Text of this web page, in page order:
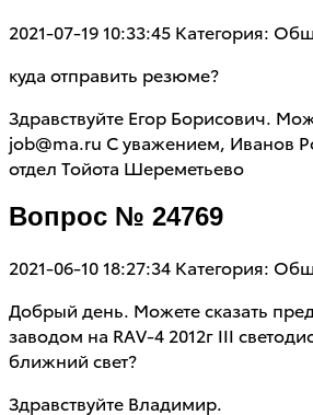
2021-07-19 10:33:45 Категория:
куда отправить резюме?
Здравствуйте Егор Борисович.
job@ma.ru С уважением, Иванов
отдел Тойота Шереметьево
Вопрос № 24769
2021-06-10 18:27:34 Категория:
Добрый день. Можете сказать
заводом на RAV-4 2012г III
ближний свет?
Здравствуйте Владимир.